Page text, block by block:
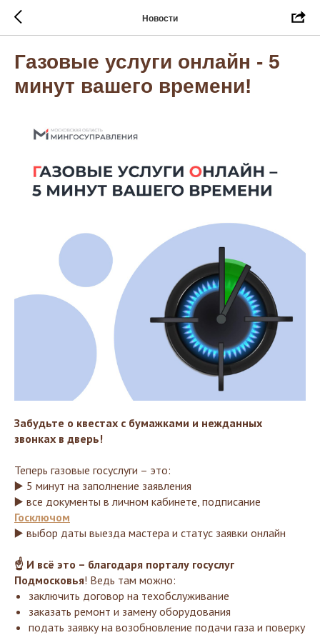
Новости
Газовые услуги онлайн - 5
минут вашего времени!
Забудьте о квестах с бумажками и нежданных
звонках в дверь!
Теперь газовые госуслуги – это:
▶️ 5 минут на заполнение заявления
▶️ все документы в личном кабинете, подписание
Госключом
▶️ выбор даты выезда мастера и статус заявки онлайн
☝️ И всё это – благодаря порталу госуслуг
Подмосковья! Ведь там можно:
заключить договор на техобслуживание
заказать ремонт и замену оборудования
подать заявку на возобновление подачи газа и поверку